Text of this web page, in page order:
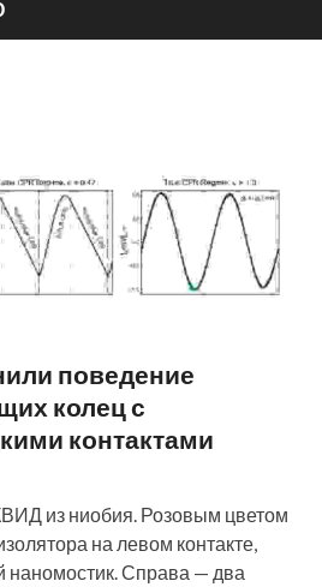
поведение
колец с
контактами
из ниобия. Розовым цветом
на левом контакте,
Справа — два